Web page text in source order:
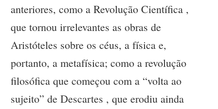
anteriores, como a Revolução Científica ,
que tornou irrelevantes as obras de
Aristóteles sobre os céus, a física e,
portanto, a metafísica; como a revolução
filosófica que começou com a “volta ao
sujeito” de Descartes , que erodiu ainda